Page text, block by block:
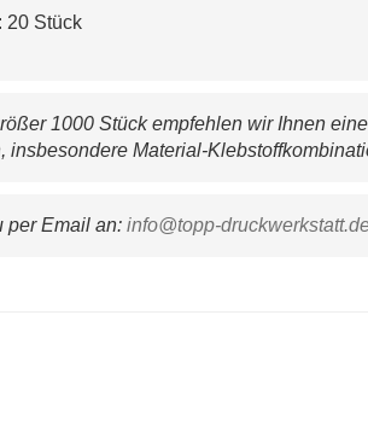
20 Stück
1000 Stück empfehlen wir Ihnen
insbesondere Material-
per Email an: info@topp-